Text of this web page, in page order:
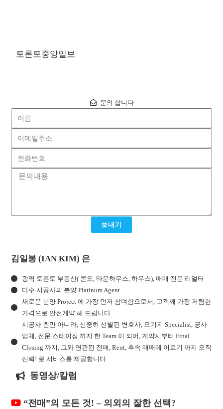
토론토중앙일보
문의 합니다
보내기
김일봉 (IAN KIM) 은
광역 토론토 부동산( 콘도, 타운하우스, 하우스), 매매 전문 리얼터
다수 시공사의 분양 Platinum Agent
새로운 분양 Project 에 가장 먼저 참여함으로서, 고객께 가장 저렴한
가격으로 안전계약 해 드립니다
시공사 뿐만 아니라, 신중히 선별된 변호사, 모기지 Specialist, 공사
업체, 전문 스테이징 까지 한 Team 이 되어, 계약시부터 Final
Closing 까지, 그와 연관된 전매, Rent, 후속 매매에 이르기 까지 오직
신뢰! 로 서비스를 제공합니다
동영상/칼럼
“전매”의 모든 것! – 의외의 잘한 선택?